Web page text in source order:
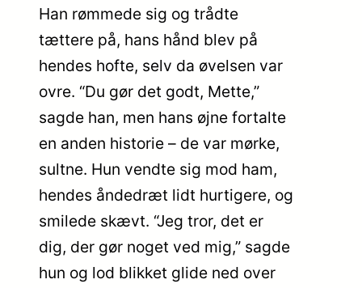
Han rømmede sig og trådte
tættere på, hans hånd blev på
hendes hofte, selv da øvelsen var
ovre. “Du gør det godt, Mette,”
sagde han, men hans øjne fortalte
en anden historie – de var mørke,
sultne. Hun vendte sig mod ham,
hendes åndedræt lidt hurtigere, og
smilede skævt. “Jeg tror, det er
dig, der gør noget ved mig,” sagde
hun og lod blikket glide ned over